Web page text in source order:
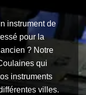
instrument de
pour la
? Notre
qui
instruments
villes.